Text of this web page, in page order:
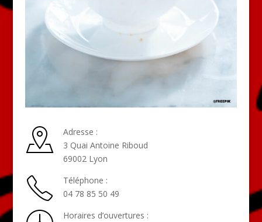
Adresse :
3 Quai Antoine Riboud
69002 Lyon
Téléphone :
04 78 85 50 49
Horaires d’ouvertures :